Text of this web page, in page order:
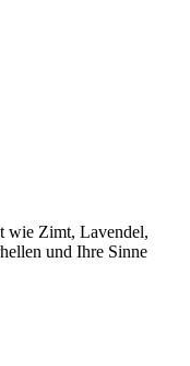
wie Zimt, Lavendel,
und Ihre Sinne